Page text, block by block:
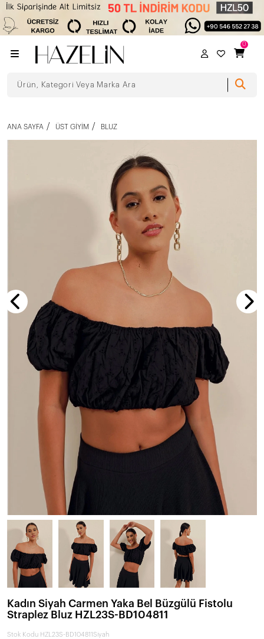
0
ANA SAYFA ÜST GIYIM BLUZ
Kadın Siyah Carmen Yaka Bel Büzgülü Fistolu
Straplez Bluz HZL23S-BD104811
Stok Kodu HZL23S-BD104811Siyah